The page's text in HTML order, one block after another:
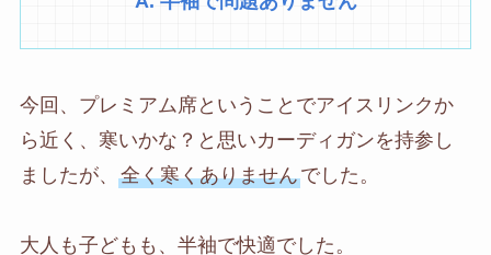
今回、プレミアム席ということでアイスリンクか
ら近く、寒いかな？と思いカーディガンを持参し
ましたが、 全く寒くありませんでした。
大人も子どもも、半袖で快適でした。